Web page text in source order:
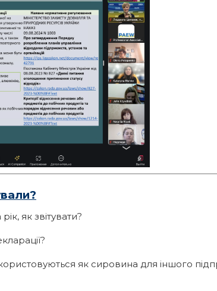
як звітувати?
як сировина для іншого